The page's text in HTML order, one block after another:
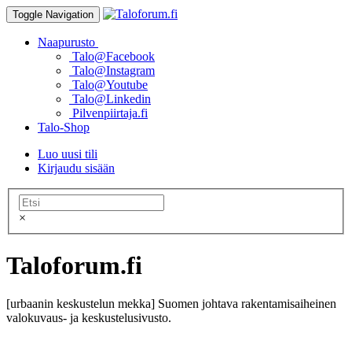
Toggle Navigation
Naapurusto
Talo@Facebook
Talo@Instagram
Talo@Youtube
Talo@Linkedin
Pilvenpiirtaja.fi
Talo-Shop
Luo uusi tili
Kirjaudu sisään
×
Taloforum.fi
[urbaanin keskustelun mekka] Suomen johtava rakentamisaiheinen
valokuvaus- ja keskustelusivusto.